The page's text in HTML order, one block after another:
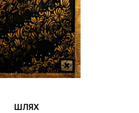
ШЛЯХ